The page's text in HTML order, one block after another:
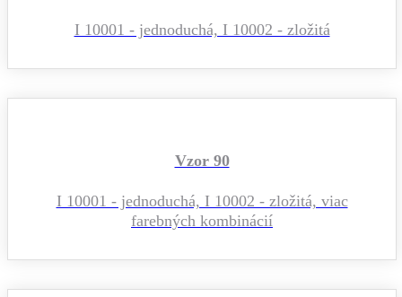
I 10001 - jednoduchá, I 10002 - zložitá
Vzor 90
I 10001 - jednoduchá, I 10002 - zložitá, viac
farebných kombinácií